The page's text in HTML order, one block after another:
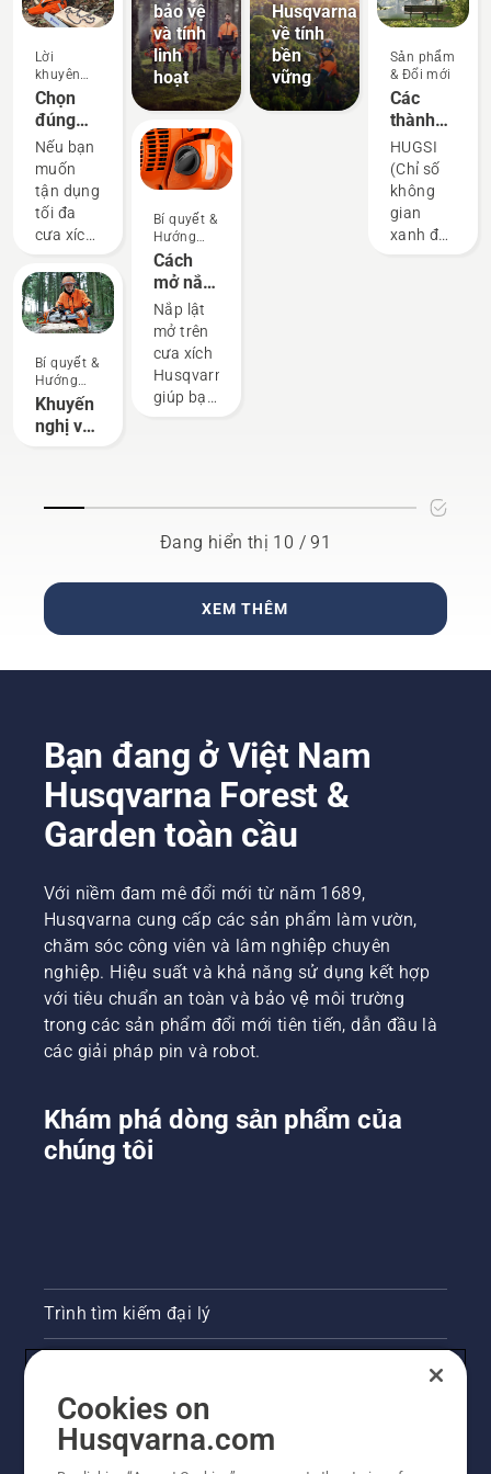
Lời
khuyên
mua hàng
Chọn
đúng
xích cho
cưa
xích:
Một vài
mẹo
Nếu bạn
muốn
tận dụng
tối đa
cưa xích,
quan
trọng là
phải
xích cưa
hoàn
toàn phù
hợp.
Bí quyết &
Hướng
dẫn
Khuyến
nghị về
bảo vệ
và tính
linh
hoạt
Bí quyết &
Hướng
dẫn
Cách
mở nắp
bình
của cưa
xích
Nắp lật
mở trên
cưa xích
Husqvarna
giúp bạn
cưa xích
vào rừng
bạn đeo
găng
dụng
tua-vít
nếu cần.
Husqvarna
về tính
bền
vững
Sản phẩm
& Đổi mới
Các
thành
phố trên
thế giới
xanh
như thế
nào?
HUGSI
(Chỉ số
không
gian
xanh đô
thành
phố trên
bằng
gian
trưởng
trì không
gian
xanh ở
Đang hiển thị 10 / 91
XEM THÊM
Bạn đang ở Việt Nam
Husqvarna Forest &
Garden toàn cầu
Với niềm đam mê đổi mới từ năm 1689,
Husqvarna cung cấp các sản phẩm làm vườn,
chăm sóc công viên và lâm nghiệp chuyên
nghiệp. Hiệu suất và khả năng sử dụng kết hợp
với tiêu chuẩn an toàn và bảo vệ môi trường
trong các sản phẩm đổi mới tiên tiến, dẫn đầu là
các giải pháp pin và robot.
Khám phá dòng sản phẩm của
chúng tôi
Trình tìm kiếm đại lý
Phòng họp báo
Cookies on
Husqvarna.com